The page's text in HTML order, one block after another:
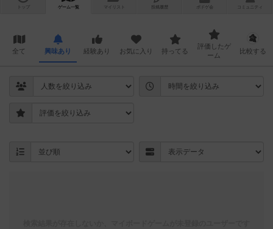
トップ ゲーム一覧 マイリスト 投稿履歴 ボ ドゲ コミュニティ
全て 興味あり 経験あり お気に入り 持ってる
評価したゲ
ーム
比較する